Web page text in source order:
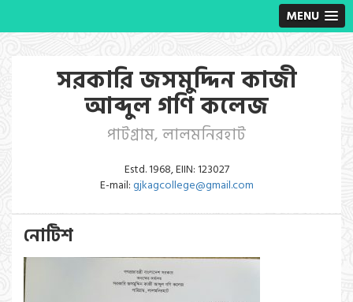
MENU
সরকারি জসমুদ্দিন কাজী
আব্দুল গণি কলেজ
পাটগ্রাম, লালমনিরহাট
Estd. 1968, EIIN: 123027
E-mail:gjkagcollege@gmail.com
নোটিশ